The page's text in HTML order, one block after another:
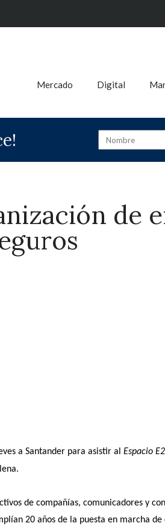
Mercado Digital
de
a Santander para asistir al Espacio
de compañías, comunicadores y
20 años de la puesta en marcha